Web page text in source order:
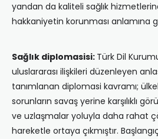
yandan da kaliteli sağlık
hakkaniyetin korunması anlamına
Sağlık diplomasisi: Türk Dil
uluslararası ilişkileri düzenleyen
tanımlanan diplomasi kavramı;
sorunların savaş yerine karşılıklı
ve uzlaşmalar yoluyla daha rahat
hareketle ortaya çıkmıştır.